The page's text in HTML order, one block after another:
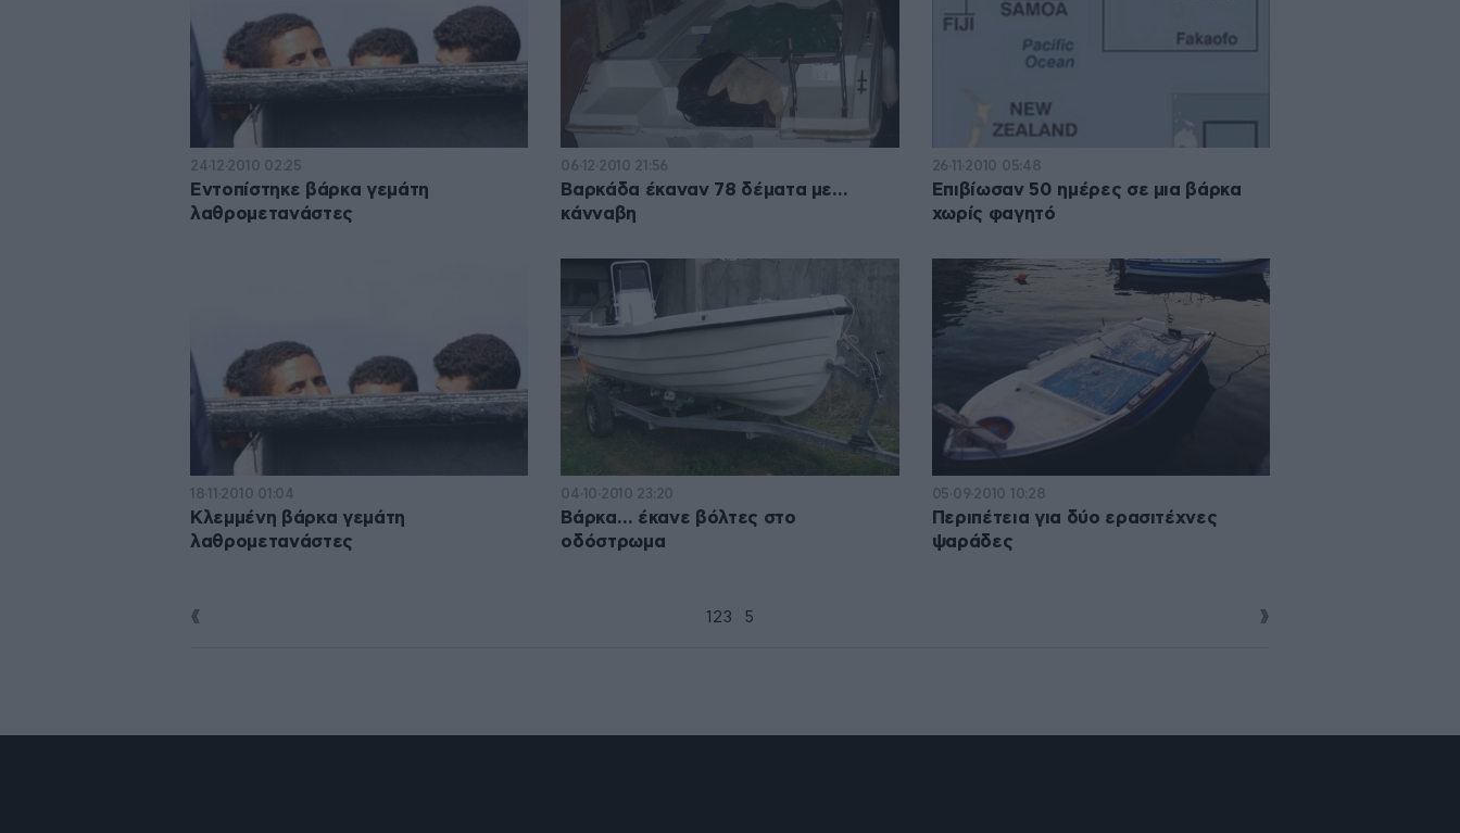
24·12·2010 02:25
Εντοπίστηκε βάρκα γεμάτη
λαθρομετανάστες
06·12·2010 21:56
Βαρκάδα έκαναν 78 δέματα με…
κάνναβη
26·11·2010 05:48
Επιβίωσαν 50 ημέρες σε μια βάρκα
χωρίς φαγητό
18·11·2010 01:04
Κλεμμένη βάρκα γεμάτη
λαθρομετανάστες
04·10·2010 23:20
Βάρκα… έκανε βόλτες στο
οδόστρωμα
05·09·2010 10:28
Περιπέτεια για δύο ερασιτέχνες
ψαράδες
1 23 5